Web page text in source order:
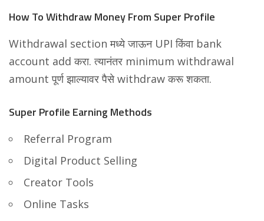
How To Withdraw Money From Super Profile
Withdrawal section मध्ये जाऊन UPI किंवा bank
account add करा. त्यानंतर minimum withdrawal
amount पूर्ण झाल्यावर पैसे withdraw करू शकता.
Super Profile Earning Methods
Referral Program
Digital Product Selling
Creator Tools
Online Tasks